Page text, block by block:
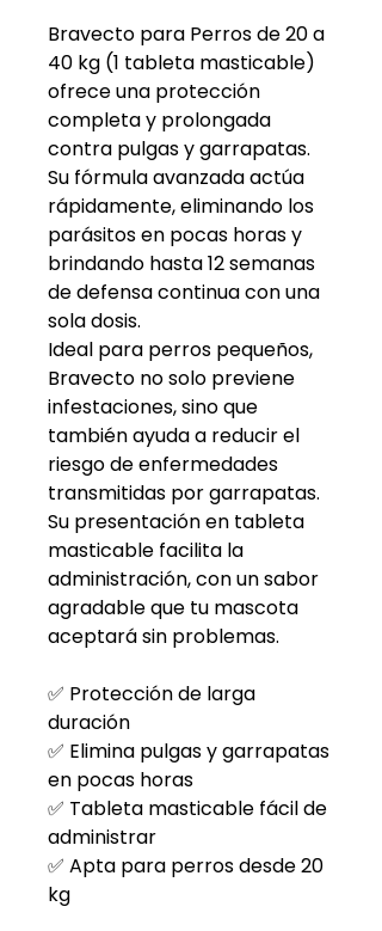
Bravecto para Perros de 20 a
40 kg (1 tableta masticable)
ofrece una protección
completa y prolongada
contra pulgas y garrapatas.
Su fórmula avanzada actúa
rápidamente, eliminando los
parásitos en pocas horas y
brindando hasta 12 semanas
de defensa continua con una
sola dosis.
Ideal para perros pequeños,
Bravecto no solo previene
infestaciones, sino que
también ayuda a reducir el
riesgo de enfermedades
transmitidas por garrapatas.
Su presentación en tableta
masticable facilita la
administración, con un sabor
agradable que tu mascota
aceptará sin problemas.
✅ Protección de larga
duración
✅ Elimina pulgas y garrapatas
en pocas horas
✅ Tableta masticable fácil de
administrar
✅ Apta para perros desde 20
kg